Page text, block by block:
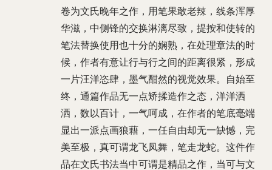
卷为文氏晚年之作，用笔果敢老辣，线条浑厚
华滋，中侧锋的交换淋漓尽致，提按和使转的
笔法替换使用也十分的娴熟，在处理章法的时
候，作者有意让行与行之间的距离很紧，形成
一片汪洋恣肆，墨气酣然的视觉效果。自始至
终，通篇作品无一点矫揉造作之态，洋洋洒
洒，数以百计，一气呵成，在作者的笔底毫端
显出一派点画狼藉，一任自由却无一缺憾，完
美至极，真可谓龙飞凤舞，笔走龙蛇。这件作
品在文氏书法当中可谓是精品之作，当可与文